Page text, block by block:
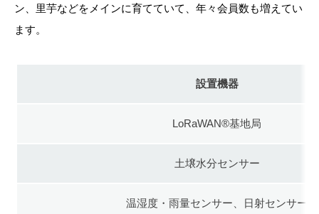
ン、里芋などをメインに育てていて、年々会員数も増えてい
ます。
設置機器
LoRaWAN®基地局
土壌水分センサー
温湿度・雨量センサー、日射センサー